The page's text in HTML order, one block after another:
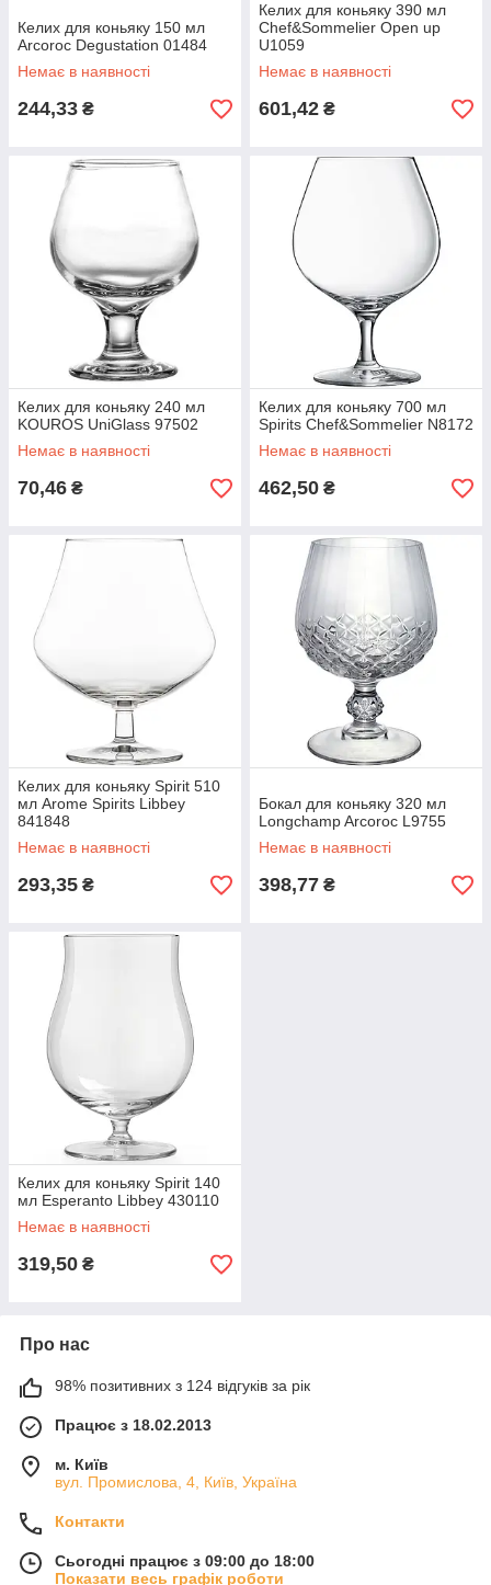
Келих для коньяку 150 мл
Arcoroc Degustation 01484
Немає в наявності
244,33 ₴
Келих для коньяку 390 мл
Chef&Sommelier Open up
U1059
Немає в наявності
601,42 ₴
Келих для коньяку 240 мл
KOUROS UniGlass 97502
Немає в наявності
70,46 ₴
Келих для коньяку 700 мл
Spirits Chef&Sommelier N8172
Немає в наявності
462,50 ₴
Келих для коньяку Spirit 510
мл Arome Spirits Libbey
841848
Немає в наявності
293,35 ₴
Бокал для коньяку 320 мл
Longchamp Arcoroc L9755
Немає в наявності
398,77 ₴
Келих для коньяку Spirit 140
мл Esperanto Libbey 430110
Немає в наявності
319,50 ₴
Про нас
98% позитивних з 124 відгуків за рік
Працює з 18.02.2013
м. Київ
вул. Промислова, 4, Київ, Україна
Контакти
Сьогодні працює з 09:00 до 18:00
Показати весь графік роботи